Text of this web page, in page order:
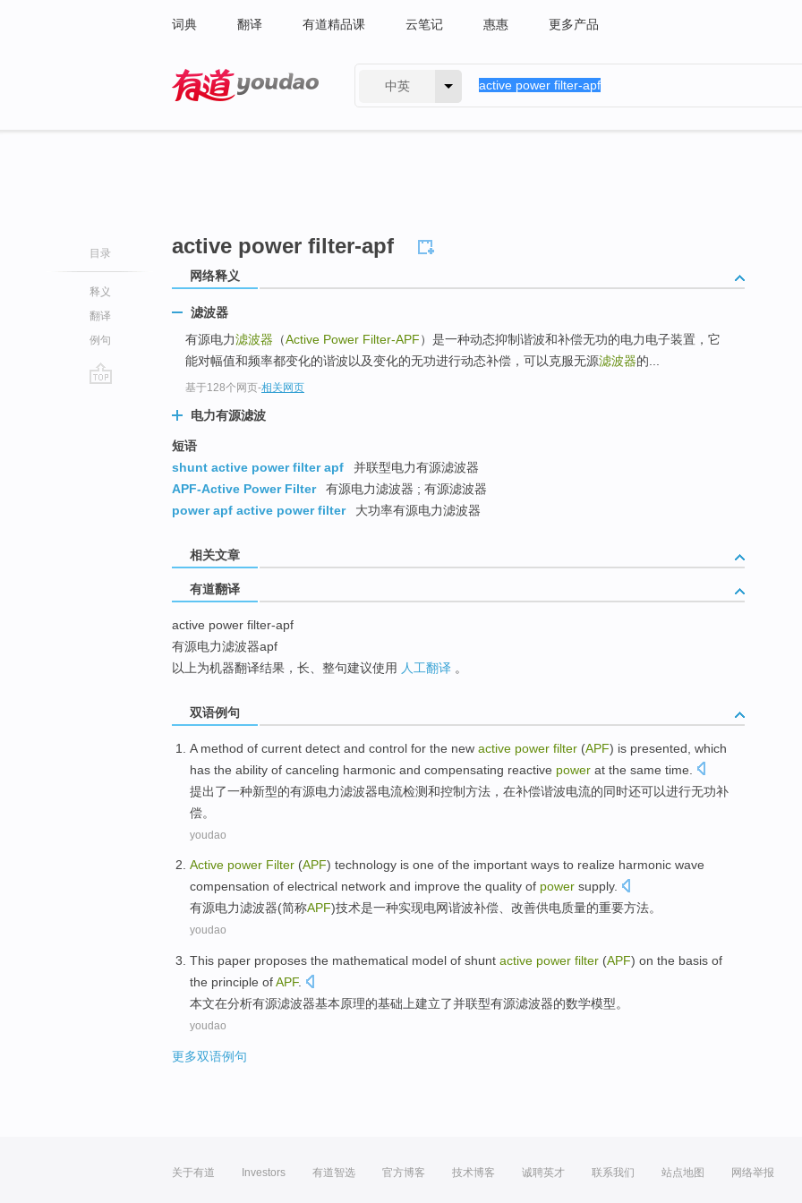
词典 翻译 有道精品课 云笔记 惠惠 更多产品
中英
目录
释义
翻译
例句
active power filter-apf
网络释义
滤波器
有源电力滤波器 （Active Power Filter-APF）是一种动态抑制谐波和补偿无功的电力电子装置，它
能对幅值和频率都变化的谐波以及变化的无功进行动态补偿，可以克服无源滤波器的...
基于128个网页-相关网页
电力有源滤波
短语
shunt active power filter apf
并联型电力有源滤波器
APF-Active Power Filter
有源电力滤波器 ; 有源滤波器
power apf active power filter
大功率有源电力滤波器
相关文章
有道翻译
active power filter-apf
有源电力滤波器apf
以上为机器翻译结果，长、整句建议使用 人工翻译 。
双语例句
A method of current detect and control for the new active power filter (APF) is presented , which
has the ability of canceling harmonic and compensating reactive power at the same time.
提出了一种新型的有源电力滤波器电流检测和控制方法 ， 在补偿谐波电流的同时还可以进行无功补
偿。
youdao
Active power Filter (APF) technology is one of the important ways to realize harmonic wave
compensation of electrical network and improve the quality of power supply.
有源电力滤波器(简称APF)技术是一种实现电网谐波补偿、 改善供电质量的重要方法。
youdao
This paper proposes the mathematical model of shunt active power filter (APF) on the basis of
the principle ofAPF.
本文在分析有源滤波器基本原理的基础上建立了并联型有源滤波器的数学模型。
youdao
更多双语例句
关于有道 Investors 有道智选 官方博客 技术博客 诚聘英才 联系我们 站点地图 网络举报